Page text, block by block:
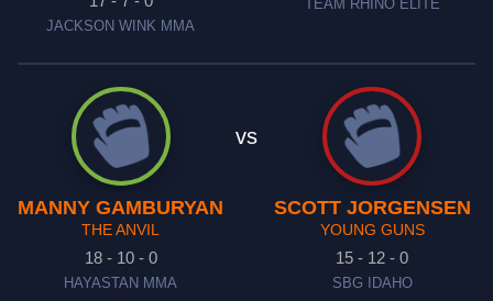
JACKSON WINK MMA
TEAM RHINO ELITE
MANNY GAMBURYAN
THE ANVIL
18 - 10 - 0
HAYASTAN MMA
vs
SCOTT JORGENSEN
YOUNG GUNS
15 - 12 - 0
SBG IDAHO